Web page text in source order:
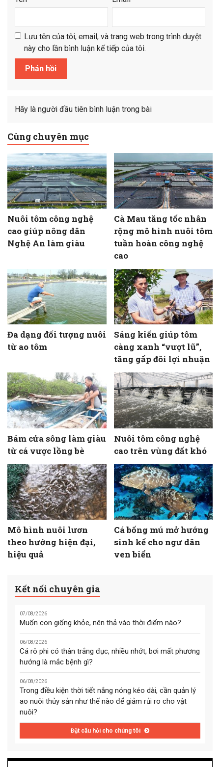
Lưu tên của tôi, email, và trang web trong trình duyệt
này cho lần bình luận kế tiếp của tôi.
Hãy là người đầu tiên bình luận trong bài
Cùng chuyên mục
Nuôi tôm công nghệ
cao giúp nông dân
Nghệ An làm giàu
Cà Mau tăng tốc nhân
rộng mô hình nuôi tôm
tuần hoàn công nghệ
cao
Đa dạng đối tượng nuôi
từ ao tôm
Sáng kiến giúp tôm
càng xanh “vượt lũ”,
tăng gấp đôi lợi nhuận
Bám cửa sông làm giàu
từ cá vược lồng bè
Nuôi tôm công nghệ
cao trên vùng đất khó
Mô hình nuôi lươn
theo hướng hiện đại,
hiệu quả
Cá bống mú mở hướng
sinh kế cho ngư dân
ven biển
Kết nối chuyên gia
07/08/2026
Muốn con giống khỏe, nên thả vào thời điểm nào?
06/08/2026
Cá rô phi có thân trắng đục, nhiều nhớt, bơi mất phương
hướng là mắc bệnh gì?
06/08/2026
Trong điều kiện thời tiết nắng nóng kéo dài, cần quản lý
ao nuôi thủy sản như thế nào để giảm rủi ro cho vật
nuôi?
Đặt câu hỏi cho chúng tôi